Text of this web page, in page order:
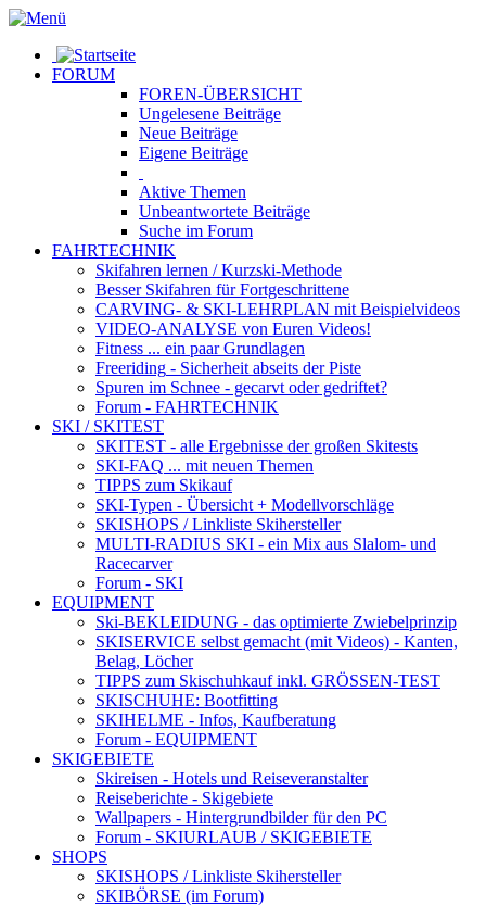
FORUM
FOREN-ÜBERSICHT
Ungelesene Beiträge
Neue Beiträge
Eigene Beiträge
Aktive Themen
Unbeantwortete Beiträge
Suche im Forum
FAHRTECHNIK
Skifahren lernen / Kurzski-Methode
Besser Skifahren für Fortgeschrittene
CARVING- & SKI-LEHRPLAN mit Beispielvideos
VIDEO-ANALYSE von Euren Videos!
Fitness ... ein paar Grundlagen
Freeriding - Sicherheit abseits der Piste
Spuren im Schnee - gecarvt oder gedriftet?
Forum - FAHRTECHNIK
SKI / SKITEST
SKITEST - alle Ergebnisse der großen Skitests
SKI-FAQ ... mit neuen Themen
TIPPS zum Skikauf
SKI-Typen - Übersicht + Modellvorschläge
SKISHOPS / Linkliste Skihersteller
MULTI-RADIUS SKI - ein Mix aus Slalom- und
Racecarver
Forum - SKI
EQUIPMENT
Ski-BEKLEIDUNG - das optimierte Zwiebelprinzip
SKISERVICE selbst gemacht (mit Videos) - Kanten,
Belag, Löcher
TIPPS zum Skischuhkaufinkl. GRÖSSEN-TEST
SKISCHUHE: Bootfitting
SKIHELME - Infos, Kaufberatung
Forum - EQUIPMENT
SKIGEBIETE
Skireisen - Hotels und Reiseveranstalter
Reiseberichte - Skigebiete
Wallpapers - Hintergrundbilder für den PC
Forum - SKIURLAUB / SKIGEBIETE
SHOPS
SKISHOPS / Linkliste Skihersteller
SKIBÖRSE (im Forum)